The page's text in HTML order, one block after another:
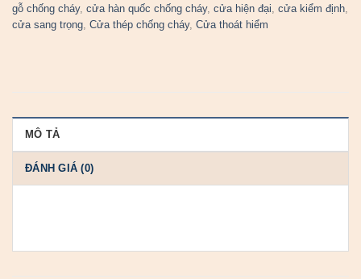
gỗ chống cháy, cửa hàn quốc chống cháy, cửa hiện đại, cửa kiểm định,
cửa sang trọng, Cửa thép chống cháy, Cửa thoát hiểm
MÔ TẢ
ĐÁNH GIÁ (0)